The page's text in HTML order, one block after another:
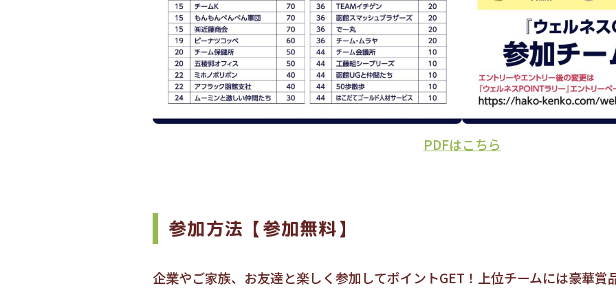
PDFはこちら
参加方法【参加無料】
企業やご家族、お友達と楽しく参加してポイントGET！上位チームには豪華賞